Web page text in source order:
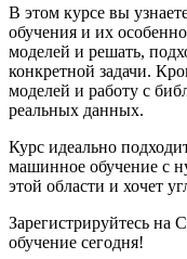
В этом курсе вы
обучения и их
моделей и решать,
конкретной задачи.​
моделей и работу с
реальных данных.​
Курс идеально
машинное обучение с
этой области и хочет
Зарегистрируйтесь на
обучение сегодня!​